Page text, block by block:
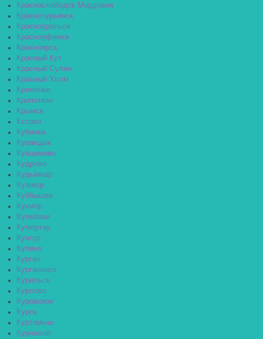
Краснослободск Мордовия
Краснотурьинск
Красноуральск
Красноуфимск
Красноярск
Красный Кут
Красный Сулин
Красный Холм
Кремёнки
Кропоткин
Крымск
Кстово
Кубинка
Кувандык
Кувшиново
Кудрово
Кудымкар
Кузнецк
Куйбышев
Кукмор
Кулебаки
Кумертау
Кунгур
Купино
Курган
Курганинск
Курильск
Курлово
Куровское
Курск
Куртамыш
Курчалой